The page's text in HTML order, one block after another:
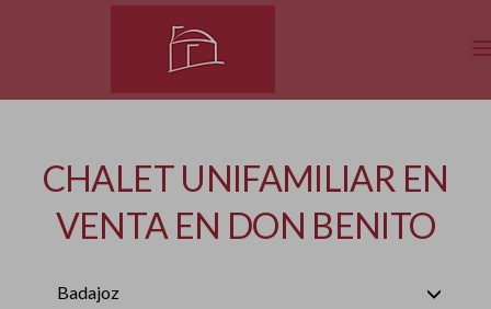
CHALET UNIFAMILIAR EN
VENTA EN DON BENITO
Badajoz